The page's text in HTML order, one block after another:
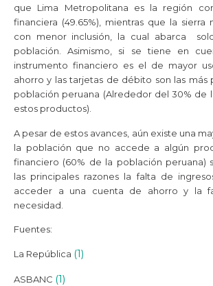
que Lima Metropolitana es la región
financiera (49.65%), mientras que la
con menor inclusión, la cual abarca
población. Asimismo, si se tiene en
instrumento financiero es el de mayor
ahorro y las tarjetas de débito son las más
población peruana (Alrededor del 30% de
estos productos).
A pesar de estos avances, aún existe una
la población que no accede a algún
financiero (60% de la población peruana)
las principales razones la falta de
acceder a una cuenta de ahorro y la
necesidad.
Fuentes:
La República (1)
ASBANC (1)